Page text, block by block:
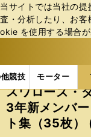
当サイトでは当社の
査・分析したり、お
okie を使⽤する場合
競技 モーター
b
ス
ポ
ル
テ
フォトギャラ
スワローズ・
3年新メンバ
ト集（35枚